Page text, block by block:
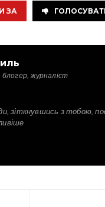
ЗА
журналіст
зіткнувшись з тобою,